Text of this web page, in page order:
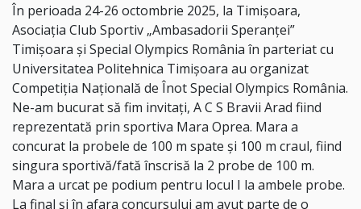
În perioada 24-26 octombrie 2025, la Timișoara,
Asociația Club Sportiv „Ambasadorii Speranței”
Timișoara și Special Olympics România în parteriat cu
Universitatea Politehnica Timișoara au organizat
Competiția Națională de Înot Special Olympics România.
Ne-am bucurat să fim invitați, A C S Bravii Arad fiind
reprezentată prin sportiva Mara Oprea. Mara a
concurat la probele de 100 m spate și 100 m craul, fiind
singura sportivă/fată înscrisă la 2 probe de 100 m.
Mara a urcat pe podium pentru locul I la ambele probe.
La final și în afara concursului am avut parte de o